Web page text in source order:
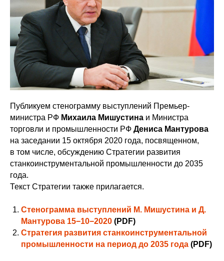
Публикуем стенограмму выступлений Премьер-
министра РФ Михаила Мишустина и Министра
торговли и промышленности РФ Дениса Мантурова
на заседании 15 октября 2020 года, посвященном,
в том числе, обсуждению Стратегии развития
станкоинструментальной промышленности до 2035
года.
Текст Стратегии также прилагается.
Стенограмма выступлений М. Мишустина и Д.
Мантурова 15−10−2020 (PDF)
Стратегия развития станкоинструментальной
промышленности на период до 2035 года (PDF)